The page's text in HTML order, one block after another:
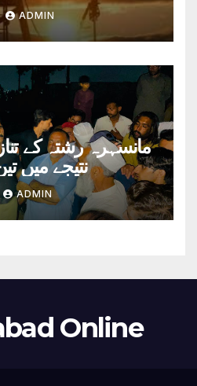
ADMIN
مانسہرہ رشتہ کے
نتیجے میں
ADMIN
Online